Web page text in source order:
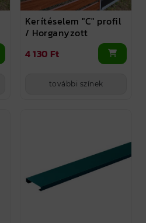
Kerítéselem "C" profil
/ Horganyzott
4 130 Ft
további színek